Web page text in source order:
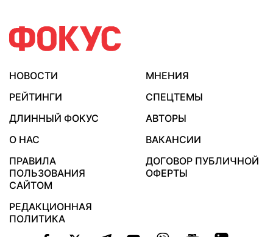
НОВОСТИ
МНЕНИЯ
РЕЙТИНГИ
СПЕЦТЕМЫ
ДЛИННЫЙ ФОКУС
АВТОРЫ
О НАС
ВАКАНСИИ
ПРАВИЛА
ПОЛЬЗОВАНИЯ
САЙТОМ
ДОГОВОР ПУБЛИЧНОЙ
ОФЕРТЫ
РЕДАКЦИОННАЯ
ПОЛИТИКА